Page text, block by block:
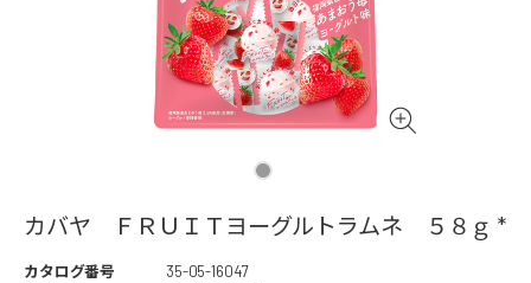
カバヤ ＦＲＵＩＴヨーグルトラムネ ５８ｇ *
カタログ番号
35-05-16047